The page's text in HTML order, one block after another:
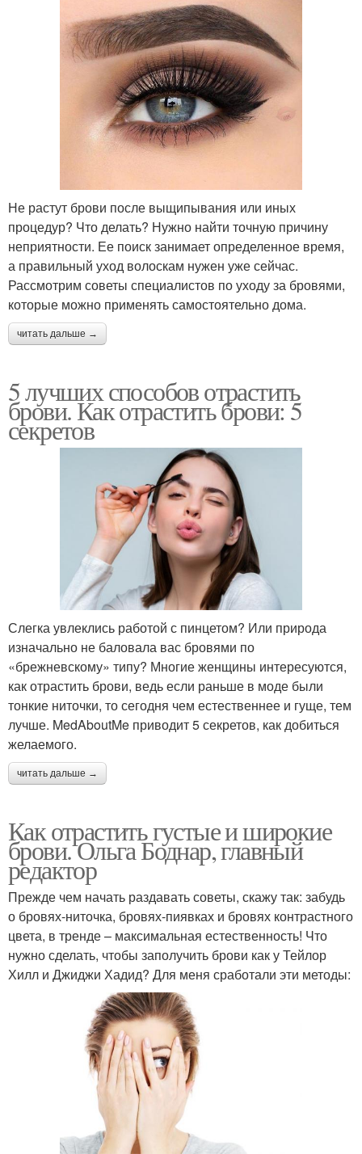
Не растут брови после выщипывания или иных
процедур? Что делать? Нужно найти точную причину
неприятности. Ее поиск занимает определенное время,
а правильный уход волоскам нужен уже сейчас.
Рассмотрим советы специалистов по уходу за бровями,
которые можно применять самостоятельно дома.
читать дальше →
5 лучших способов отрастить
брови. Как отрастить брови: 5
секретов
Слегка увлеклись работой с пинцетом? Или природа
изначально не баловала вас бровями по
«брежневскому» типу? Многие женщины интересуются,
как отрастить брови, ведь если раньше в моде были
тонкие ниточки, то сегодня чем естественнее и гуще, тем
лучше. MedAboutMe приводит 5 секретов, как добиться
желаемого.
читать дальше →
Как отрастить густые и широкие
брови. Ольга Боднар, главный
редактор
Прежде чем начать раздавать советы, скажу так: забудь
о бровях-ниточка, бровях-пиявках и бровях контрастного
цвета, в тренде – максимальная естественность! Что
нужно сделать, чтобы заполучить брови как у Тейлор
Хилл и Джиджи Хадид? Для меня сработали эти методы: